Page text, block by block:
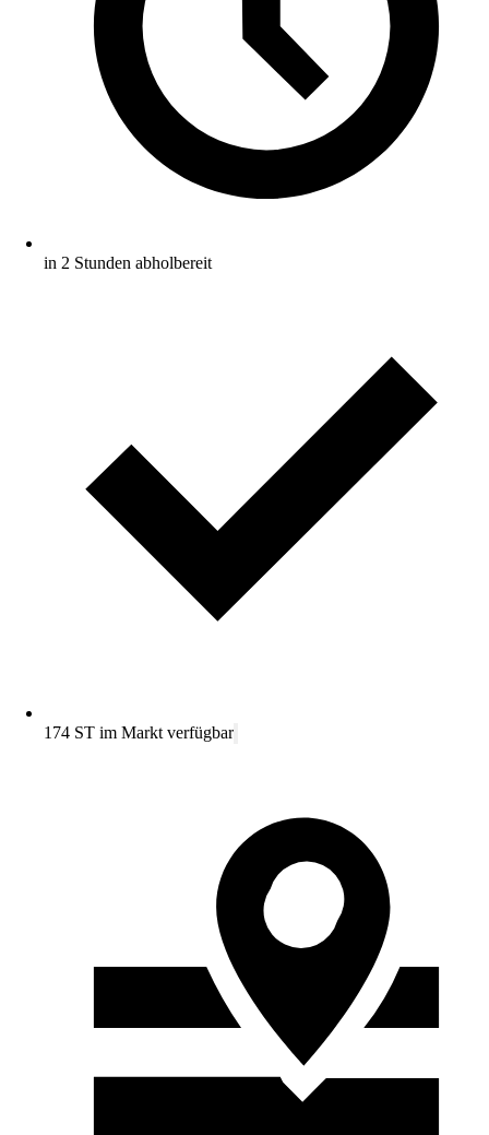
in 2 Stunden abholbereit
174 ST im Markt verfügbar